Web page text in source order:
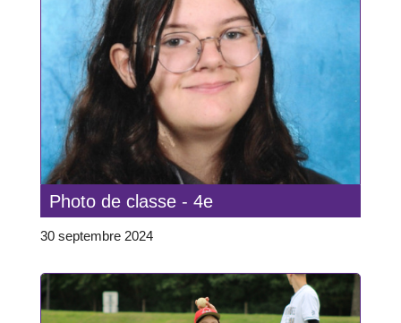
Photo de classe - 4e
30 septembre 2024